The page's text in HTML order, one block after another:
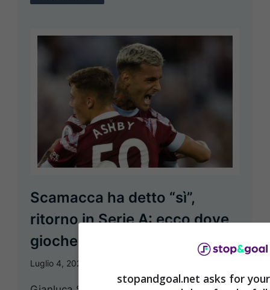
Scamacca ha detto “sì”,
ritorno in Serie A: ecco dove
giocherà
Luglio 4, 2023
stopandgoal.net asks for